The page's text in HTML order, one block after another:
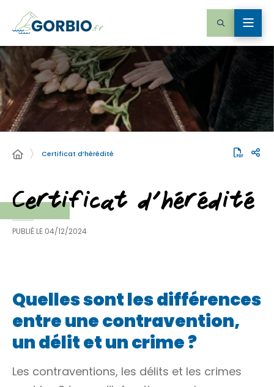
Certificat d’hérédité
Certificat d’hérédité
PUBLIÉ LE 04/12/2024
Quelles sont les différences
entre une contravention,
un délit et un crime ?
Les contraventions, les délits et les crimes